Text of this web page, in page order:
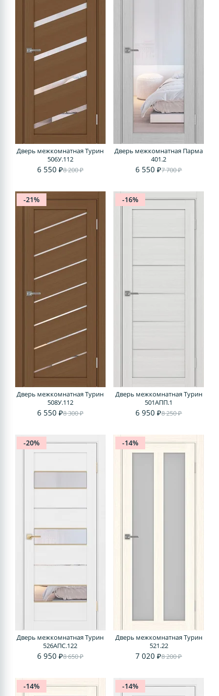
Дверь межкомнатная Турин
506У.112
6 550 ₽8 200 ₽
Дверь межкомнатная Парма
401.2
6 550 ₽7 700 ₽
-21%
Дверь межкомнатная Турин
508У.112
6 550 ₽8 300 ₽
-16%
Дверь межкомнатная Турин
501AПП.1
6 950 ₽8 250 ₽
-20%
Дверь межкомнатная Турин
526АПС.122
6 950 ₽8 650 ₽
-14%
Дверь межкомнатная Турин
521.22
7 020 ₽8 200 ₽
-14% -14%